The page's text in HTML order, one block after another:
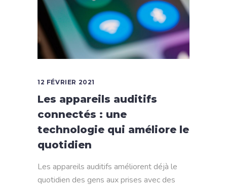
12 FÉVRIER 2021
Les appareils auditifs
connectés : une
technologie qui améliore le
quotidien
Les appareils auditifs améliorent déjà le
quotidien des gens aux prises avec des